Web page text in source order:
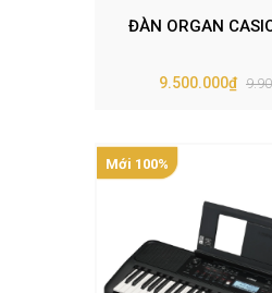
ĐÀN ORGAN
9.500.000₫
Mới 100%